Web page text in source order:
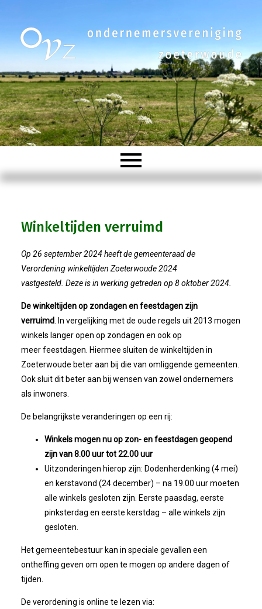
Organisatie
Bestuur
Nieuws
IJshal De Vliet Nodigt Ons Uit!
Verkiezingsdebat!
Bezoek Aan Mike Van Bemmelen
2025-01-02 Van De Voorzitter
Bezoek Aan Swetterhage
Winkeltijden Verruimd
Winkeltijden verruimd
Op 26 september 2024 heeft de gemeenteraad de
Verordening winkeltijden Zoeterwoude 2024
vastgesteld. Deze is in werking getreden op 8 oktober 2024.
De winkeltijden op zondagen en feestdagen zijn
verruimd. In vergelijking met de oude regels uit 2013 mogen
winkels langer open op zondagen en ook op
meer feestdagen. Hiermee sluiten de winkeltijden in
Zoeterwoude beter aan bij die van omliggende gemeenten.
Ook sluit dit beter aan bij wensen van zowel ondernemers
als inwoners.
De belangrijkste veranderingen op een rij:
Winkels mogen nu op zon- en feestdagen geopend
zijn van 8.00 uur tot 22.00 uur
Uitzonderingen hierop zijn: Dodenherdenking (4 mei)
en kerstavond (24 december) – na 19.00 uur moeten
alle winkels gesloten zijn. Eerste paasdag, eerste
pinksterdag en eerste kerstdag – alle winkels zijn
gesloten.
Het gemeentebestuur kan in speciale gevallen een
ontheffing geven om open te mogen op andere dagen of
tijden.
De verordening is online te lezen via: